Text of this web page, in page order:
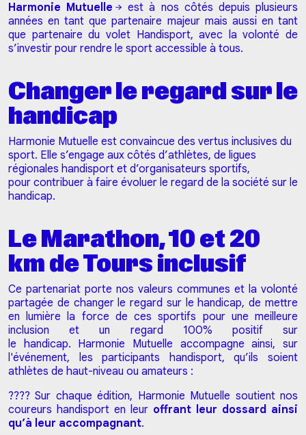
Harmonie Mutuelle
est à nos côtés depuis plusieurs
années en tant que partenaire majeur mais aussi en tant
que partenaire du volet Handisport, avec la volonté de
s’investir pour rendre le sport accessible à tous.
Changer le regard sur le
handicap
Harmonie Mutuelle est convaincue des vertus inclusives du
sport. Elle s’engage aux côtés d’athlètes, de ligues
régionales handisport et d’organisateurs sportifs,
pour contribuer à faire évoluer le regard de la société sur le
handicap.
Le Marathon, 10 et 20
km de Tours inclusif
Ce partenariat porte nos valeurs communes et la volonté
partagée de changer le regard sur le handicap, de mettre
en lumière la force de ces sportifs pour une meilleure
inclusion et un regard 100% positif sur
le handicap. Harmonie Mutuelle accompagne ainsi, sur
l'événement, les participants handisport, qu’ils soient
athlètes de haut-niveau ou amateurs :
???? Sur chaque édition, Harmonie Mutuelle soutient nos
coureurs handisport en leur offrant leur dossard ainsi
qu’à leur accompagnant.